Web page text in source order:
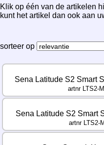
Klik op één van de artikelen
kunt het artikel dan ook aan
sorteer op
Sena Latitude S2 Smart
artnr LTS2-
Sena Latitude S2 Smart
artnr LTS2-